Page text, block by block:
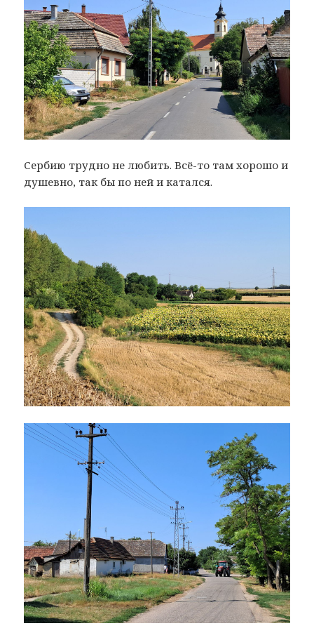
Сербию трудно не любить. Всё-то там хорошо и
душевно, так бы по ней и катался.